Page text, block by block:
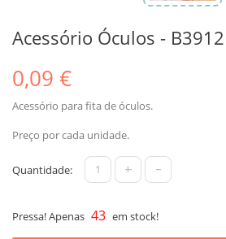
Acessório Óculos - B3912
0,09 €
Acessório para fita de óculos.
Preço por cada unidade.
Quantidade: + -
Pressa! Apenas 43 em stock!